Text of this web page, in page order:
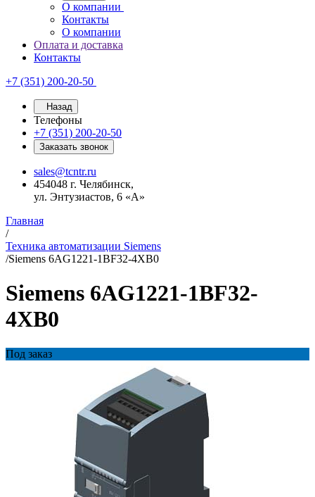
О компании
Контакты
О компании
Оплата и доставка
Контакты
+7 (351) 200-20-50
Назад
Телефоны
+7 (351) 200-20-50
Заказать звонок
sales@tcntr.ru
454048 г. Челябинск,
ул. Энтузиастов, 6 «А»
Главная
/
Техника автоматизации Siemens
/Siemens 6AG1221-1BF32-4XB0
Siemens 6AG1221-1BF32-
4XB0
Под заказ